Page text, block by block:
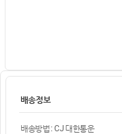
배송정보
배송방법 : CJ 대한통운